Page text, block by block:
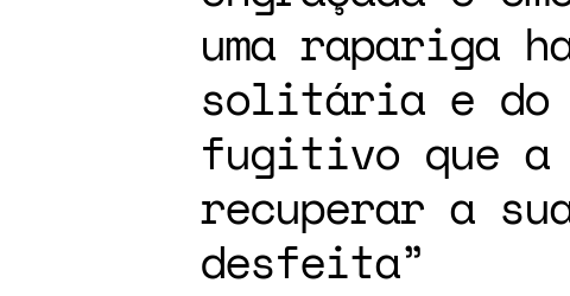
uma rapariga
solitária e do
fugitivo que a
recuperar a
desfeita